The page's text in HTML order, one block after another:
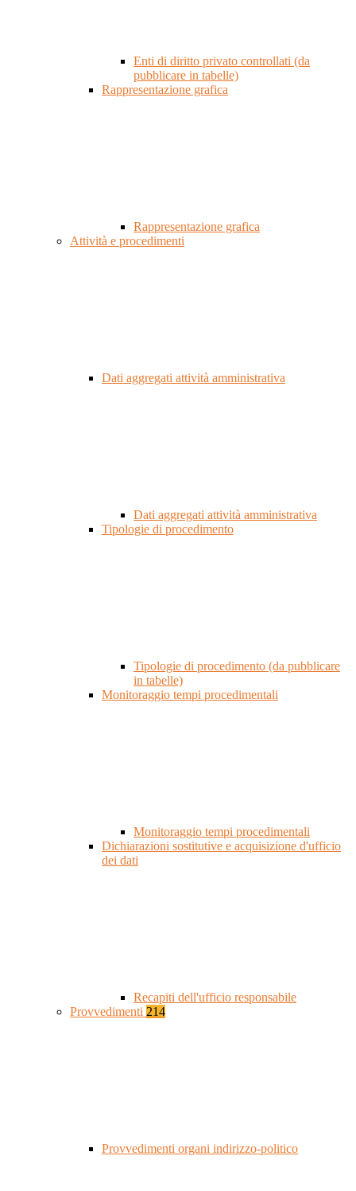
Enti di diritto privato controllati (da
pubblicare in tabelle)
Rappresentazione grafica
Rappresentazione grafica
Attività e procedimenti
Dati aggregati attività amministrativa
Dati aggregati attività amministrativa
Tipologie di procedimento
Tipologie di procedimento (da pubblicare
in tabelle)
Monitoraggio tempi procedimentali
Monitoraggio tempi procedimentali
Dichiarazioni sostitutive e acquisizione d'ufficio
dei dati
Recapiti dell'ufficio responsabile
Provvedimenti 214
Provvedimenti organi indirizzo-politico